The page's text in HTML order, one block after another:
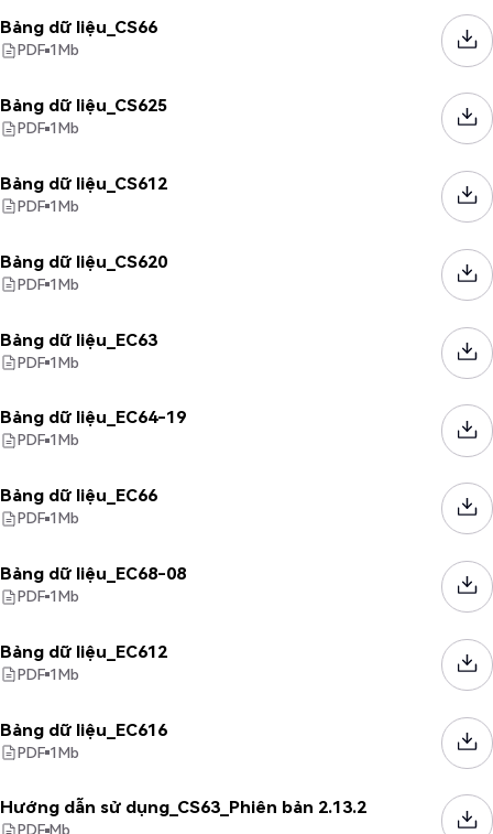
Bảng dữ liệu_CS66
PDF 1Mb
Bảng dữ liệu_CS625
PDF 1Mb
Bảng dữ liệu_CS612
PDF 1Mb
Bảng dữ liệu_CS620
PDF 1Mb
Bảng dữ liệu_EC63
PDF 1Mb
Bảng dữ liệu_EC64-19
PDF 1Mb
Bảng dữ liệu_EC66
PDF 1Mb
Bảng dữ liệu_EC68-08
PDF 1Mb
Bảng dữ liệu_EC612
PDF 1Mb
Bảng dữ liệu_EC616
PDF 1Mb
Hướng dẫn sử dụng_CS63_Phiên bản 2.13.2
PDF Mb